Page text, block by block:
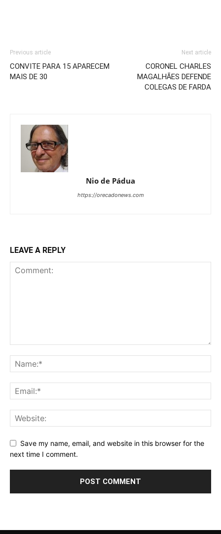
Previous article
CONVITE PARA 15 APARECEM
MAIS DE 30
Next article
CORONEL CHARLES
MAGALHÃES DEFENDE
COLEGAS DE FARDA
Nio de Pádua
https://orecadonews.com
LEAVE A REPLY
Save my name, email, and website in this browser for the
next time I comment.